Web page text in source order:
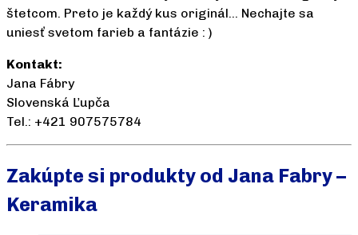
štetcom. Preto je každý kus originál... Nechajte sa
uniesť svetom farieb a fantázie : )
Kontakt:
Jana Fábry
Slovenská Ľupča
Tel.: +421 907575784
Zakúpte si produkty od Jana Fabry –
Keramika